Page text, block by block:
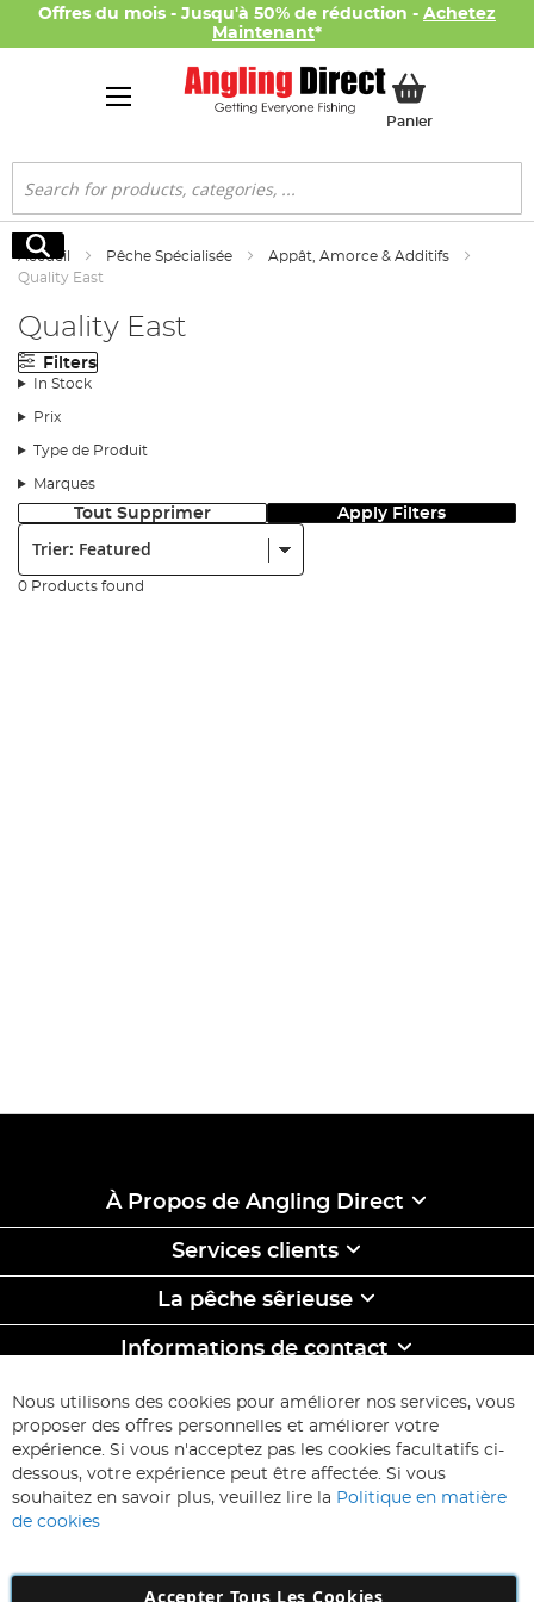
Offres du mois - Jusqu'à 50% de réduction - Achetez
Maintenant*
PanierMon panier
Rechercher
Rechercher
Accueil Pêche Spécialisée
Appât, Amorce & Additifs
Quality East
Quality East
Filters
In Stock
Prix
Type de Produit
Marques
Tout Supprimer Apply Filters
0 Products found
À Propos de Angling Direct
Services clients
La pêche sêrieuse
Informations de contact
ABONNEZ-VOUS & ECONOMISEZ
Inscription
à
d’information
:
Inscription
Nous utilisons des cookies pour améliorer nos services, vous
proposer des offres personnelles et améliorer votre
expérience. Si vous n'acceptez pas les cookies facultatifs ci-
dessous, votre expérience peut être affectée. Si vous
souhaitez en savoir plus, veuillez lire la Politique en matière
de cookies
Accepter Tous Les Cookies